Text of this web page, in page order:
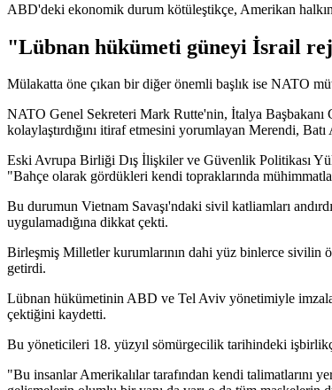
ABD'deki ekonomik durum kötüleştikçe, Amerikan
"Lübnan hükümeti güneyi İsrail
Mülakatta öne çıkan bir diğer önemli başlık ise NATO
NATO Genel Sekreteri Mark Rutte'nin, İtalya Başbakanı
kolaylaştırdığını itiraf etmesini yorumlayan Merendi,
Eski Avrupa Birliği Dış İlişkiler ve Güvenlik Politikası
"Bahçe olarak gördükleri kendi topraklarında
Bu durumun Vietnam Savaşı'ndaki sivil katliamları
uygulamadığına dikkat çekti.
Birleşmiş Milletler kurumlarının dahi yüz binlerce sivilin
getirdi.
Lübnan hükümetinin ABD ve Tel Aviv yönetimiyle
çektiğini kaydetti.
Bu yöneticileri 18. yüzyıl sömürgecilik tarihindeki
"Bu insanlar Amerikalılar tarafından kendi talimatlarını